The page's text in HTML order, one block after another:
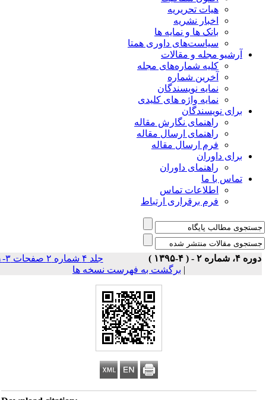
هیات تحریریه
اخبار نشریه
بانک ها و نمایه ها
سیاست‌های داوری همتا
مجله و مقالات
کلیه شماره‌های مجله
آخرین شماره
نمایه نویسندگان
نمایه واژه های کلیدی
نویسندگان
راهنمای نگارش مقاله
راهنمای ارسال مقاله
فرم ارسال مقاله
داوران
راهنمای داوران
با ما
اطلاعات تماس
فرم برقراری ارتباط
برگشت به فهرست نسخه ها